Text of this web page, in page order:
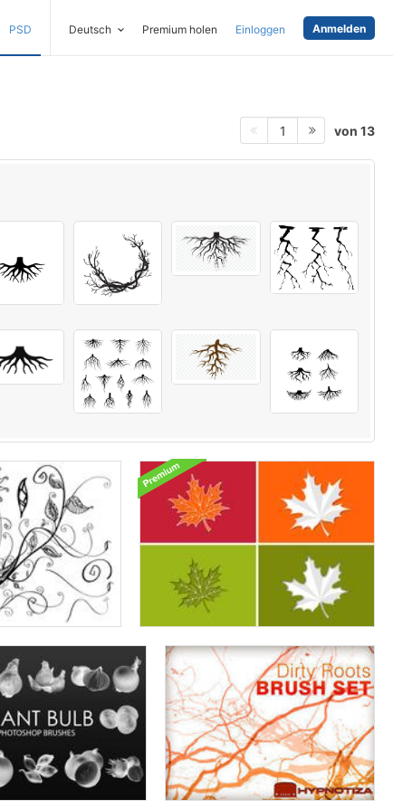
PSD Deutsch Premium holen Einloggen Anmelden
1 von 13